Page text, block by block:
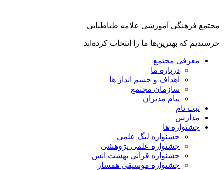
فرهنگی آموزشی علامه طباطبایی
که بهترین‌ها ما را انتخاب کرده‌اند
معرفی مجتمع
درباره ما
اهداف و چشم انداز ها
سازمان مجتمع
پیام مدیران
ثبت نام
مدارس
جشنواره ها
جشنواره لیگ علمی
جشنواره علمی پژوهشی
جشنواره قرآنی بهشت انس
جشنواره موسیقی همساز